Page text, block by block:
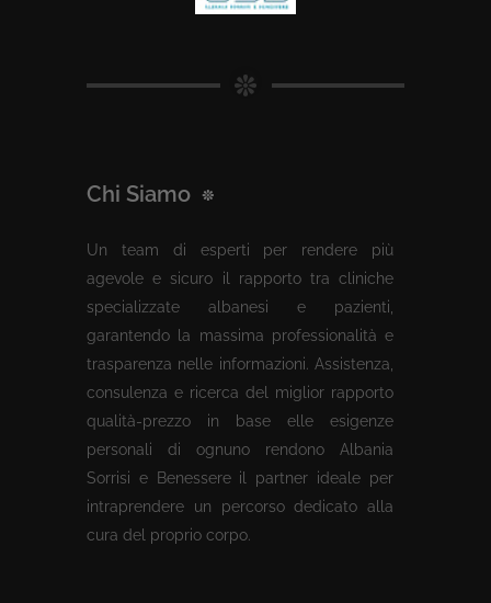
Chi Siamo
Un team di esperti per rendere più
agevole e sicuro il rapporto tra cliniche
specializzate albanesi e pazienti,
garantendo la massima professionalità e
trasparenza nelle informazioni. Assistenza,
consulenza e ricerca del miglior rapporto
qualità-prezzo in base elle esigenze
personali di ognuno rendono Albania
Sorrisi e Benessere il partner ideale per
intraprendere un percorso dedicato alla
cura del proprio corpo.